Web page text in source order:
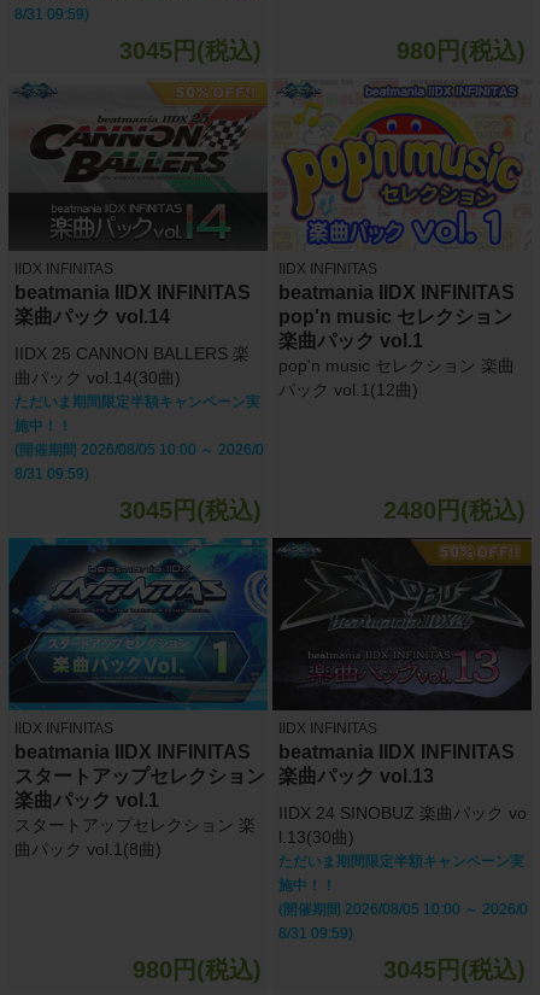
8/31 09:59)
3045円(税込) 980円(税込)
IIDX INFINITAS
beatmania IIDX INFINITAS
楽曲パック vol.14
IIDX 25 CANNON BALLERS 楽
曲パック vol.14(30曲)
ただいま期間限定半額キャンペーン実
施中！！
(開催期間 2026/08/05 10:00 ～ 2026/0
8/31 09:59)
3045円(税込)
IIDX INFINITAS
beatmania IIDX INFINITAS
pop'n music セレクション
楽曲パック vol.1
pop'n music セレクション 楽曲
パック vol.1(12曲)
2480円(税込)
IIDX INFINITAS
beatmania IIDX INFINITAS
スタートアップセレクション
楽曲パック vol.1
スタートアップセレクション 楽
曲パック vol.1(8曲)
980円(税込)
IIDX INFINITAS
beatmania IIDX INFINITAS
楽曲パック vol.13
IIDX 24 SINOBUZ 楽曲パック vo
l.13(30曲)
ただいま期間限定半額キャンペーン実
施中！！
(開催期間 2026/08/05 10:00 ～ 2026/0
8/31 09:59)
3045円(税込)